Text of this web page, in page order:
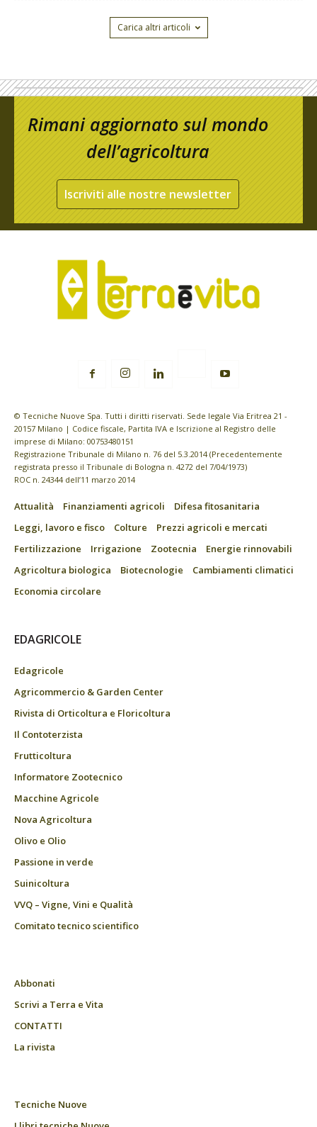
Carica altri articoli
Rimani aggiornato sul mondo
dell’agricoltura
Iscriviti alle nostre newsletter
© Tecniche Nuove Spa. Tutti i diritti riservati. Sede legale Via Eritrea 21 -
20157 Milano | Codice fiscale, Partita IVA e Iscrizione al Registro delle
imprese di Milano: 00753480151
Registrazione Tribunale di Milano n. 76 del 5.3.2014 (Precedentemente
registrata presso il Tribunale di Bologna n. 4272 del 7/04/1973)
ROC n. 24344 dell’11 marzo 2014
Attualità Finanziamenti agricoli
Difesa fitosanitaria
Leggi, lavoro e fisco
Colture
Prezzi agricoli e mercati
Fertilizzazione
Irrigazione Zootecnia
Energie rinnovabili
Agricoltura biologica
Biotecnologie
Cambiamenti climatici
Economia circolare
EDAGRICOLE
Edagricole
Agricommercio & Garden Center
Rivista di Orticoltura e Floricoltura
Il Contoterzista
Frutticoltura
Informatore Zootecnico
Macchine Agricole
Nova Agricoltura
Olivo e Olio
Passione in verde
Suinicoltura
VVQ – Vigne, Vini e Qualità
Comitato tecnico scientifico
Abbonati
Scrivi a Terra e Vita
CONTATTI
La rivista
Tecniche Nuove